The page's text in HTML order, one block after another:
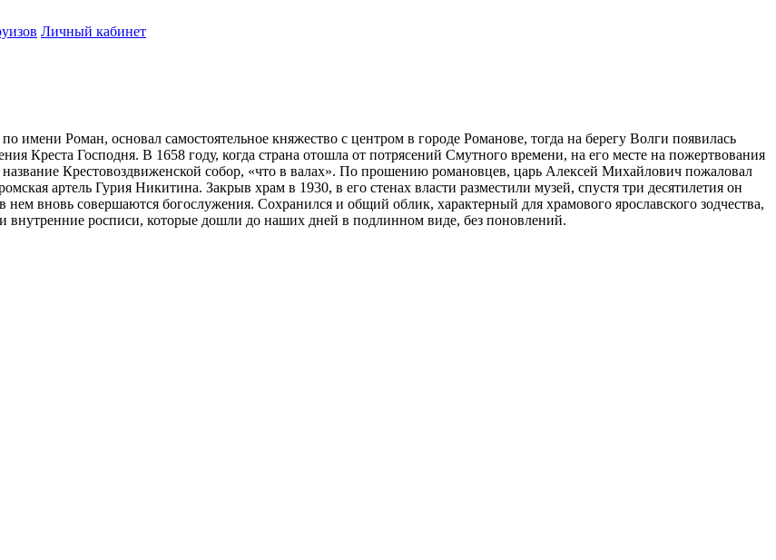
Личный кабинет
имени Роман, основал самостоятельное княжество с центром в городе Романове, тогда на берегу Волги появилась
Креста Господня. В 1658 году, когда страна отошла от потрясений Смутного времени, на его месте на пожертвования
Крестовоздвиженской собор, «что в валах». По прошению романовцев, царь Алексей Михайлович пожаловал
артель Гурия Никитина. Закрыв храм в 1930, в его стенах власти разместили музей, спустя три десятилетия он
вновь совершаются богослужения. Сохранился и общий облик, характерный для храмового ярославского зодчества,
росписи, которые дошли до наших дней в подлинном виде, без поновлений.